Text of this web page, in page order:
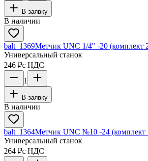
В заявку
В наличии
balt_1369Метчик UNC 1/4" -20 (комплект
Универсальный станок
246 ₽с НДС
1
В заявку
В наличии
balt_1364Метчик UNC №10 -24 (комплект
Универсальный станок
264 ₽с НДС